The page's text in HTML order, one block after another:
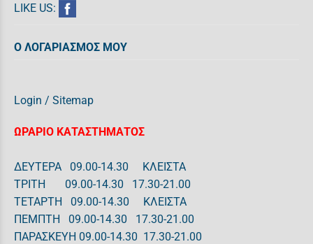
LIKE US:
Ο ΛΟΓΑΡΙΑΣΜΟΣ ΜΟΥ
Login / Sitemap
ΩΡΑΡΙΟ ΚΑΤΑΣΤΗΜΑΤΟΣ
ΔΕΥΤΕΡΑ 09.00-14.30 ΚΛΕΙΣΤΑ
ΤΡΙΤΗ 09.00-14.30 17.30-21.00
ΤΕΤΑΡΤΗ 09.00-14.30 ΚΛΕΙΣΤΑ
ΠΕΜΠΤΗ 09.00-14.30 17.30-21.00
ΠΑΡΑΣΚΕΥΗ 09.00-14.30 17.30-21.00